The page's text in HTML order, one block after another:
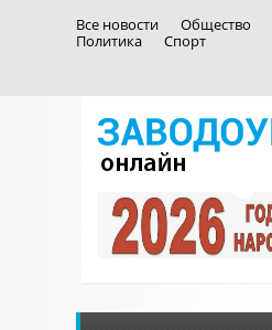
Все новости Общество
Политика
Спорт